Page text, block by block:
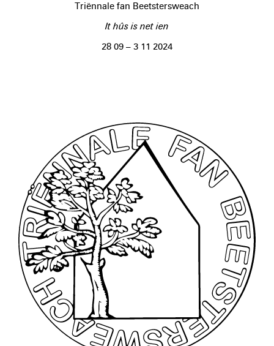
Triënnale fan Beetstersweach
It hûs is net ien
28 09 – 3 11 2024